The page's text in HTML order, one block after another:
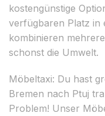
kostengünstige
verfügbaren Platz in
kombinieren
schonst die Umwelt.
Möbeltaxi: Du hast
Bremen nach Ptuj
Problem! Unser